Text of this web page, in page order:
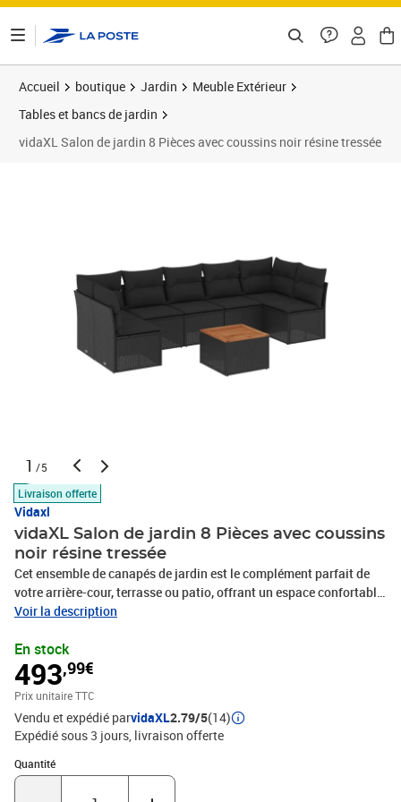
Accueil boutique Jardin
Meuble Extérieur
Tables et bancs de jardin
vidaXL Salon de jardin 8 Pièces avec coussins noir résine tressée
1 /5
Livraison offerte
Vidaxl
vidaXL Salon de jardin 8 Pièces avec coussins
noir résine tressée
Cet ensemble de canapés de jardin est le complément parfait de
votre arrière-cour, terrasse ou patio, offrant un espace confortable
et accueillant pour discuter avec la famille et les amis ou
la résine tressée, également connue sous le nom de poly rotin, est
un matériau synthétique solide et nécessitant peu d'entretien qui
ressemble au rotin naturel. Il est léger, facile à nettoyer et
couramment utilisé pour les meubles d'extérieur en raison de sa
durabilité et de ses propriétés de résistance aux
intempéries.Expérience d'assise confortable : ce mobilier
d'extérieur, doté de coussins épais, offre une expérience d'assise
confortable.Dessus stable et facile à nettoyer : cette table de
Voir la description
En stock
493,99€
Prix unitaire TTC
Vendu et expédié parvidaXL2.79/5(14)
Expédié sous 3 jours livraison offerte
Quantité
Quantité : 1